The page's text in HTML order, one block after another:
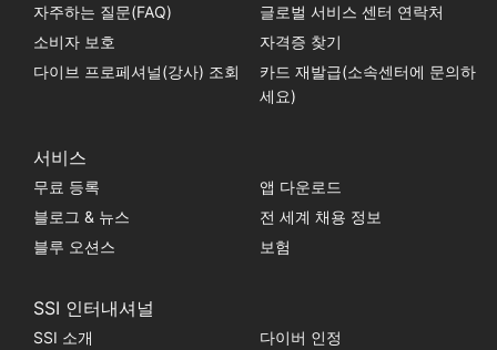
다른 사진 레지스트리의 기회 그것은 보완이
???? 완전한 경험을 원합니다** --- ???? 양
가 아닙니다. 에스 컬쳐 드 부세오. 잠수부를
위해 배려된 인프라, 자연 친화적인 환경, 산
만함 없이 집중하고 휴식을 취할 수 있는 고
그룹 ✔ 영구적인 기술 조정 ✔ 전략적 몰입
계획 ✔ 운영 유연성 ✔ 기준과 경험을 갖춘
소규모 커뮤니티 우리는 일반적인 여행을 조
을 강화할 수 있는 상황을 조성합니다. ---
진 - 세심하게 관리되고 전문적인 동반자 역
컨덕션으로 국제적인 품질을 추구하는 배낭
자주하는 질문(FAQ)
글로벌 서비스 센터 연락처
소비자 보호
자격증 찾기
다이브 프로페셔널(강사) 조회
카드 재발급(소속센터에 문의하
세요)
서비스
무료 등록
앱 다운로드
블로그 & 뉴스
전 세계 채용 정보
블루 오션스
보험
SSI 인터내셔널
SSI 소개
다이버 인정